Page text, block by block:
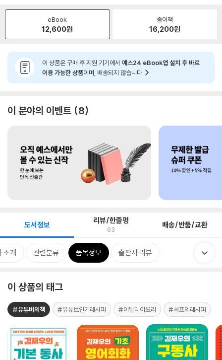
eBook
12,600원
종이책
16,200원
이 상품은 구매 후 지원 기기에서 예스24 eBook앱 설치 후 바로
이용 가능한 상품이며, 배송되지 않습니다.
이 분야의 이벤트 8
도서정보 리뷰/한줄평
63 배송/반품/교환
소개 관련분류 품목정보 출판사 리뷰
이 상품의 태그
#유튜버의책 #유튜브인기레시피 #이탈리아요리 #셰프의레시피